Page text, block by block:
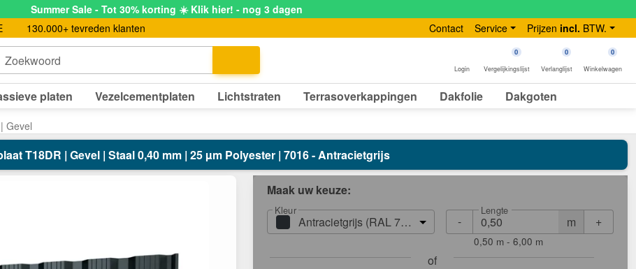
Summer Sale - Tot 30% korting ☀️ Klik hier! - nog 3 dagen
130.000+ tevreden klanten Contact Service Prijzen incl. BTW.
Zoekwoord
Login
0
Vergelijkingslijst
0
Verlanglijst
0
Winkelwagen
platen Vezelcementplaten Lichtstraten Terrasoverkappingen Dakfolie Dakgoten
Gevel
T18DR | Gevel | Staal 0,40 mm | 25 µm Polyester | 7016 - Antracietgrijs
Maak uw keuze:
Kleur
Antracietgrijs (RAL 7016) - m
Lengte
+
0,50 m - 6,00 m
of